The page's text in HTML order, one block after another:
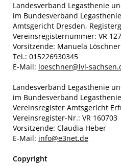
Landesverband Legasthenie
im Bundesverband
Amtsgericht Dresden,
Vereinsregisternummer: VR
Vorsitzende: Manuela Löschner
Tel.: 015226930345
E-Mail: loeschner@lvl-
Landesverband Legasthenie
im Bundesverband
Vereinsregister Amtsgericht
Vereinsregister-Nr.: VR 160703
Vorsitzende: Claudia Heber
E-Mail: info@e3net.de
Copyright